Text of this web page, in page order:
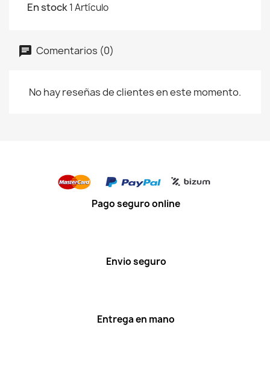
En stock1 Artículo
Comentarios (0)
No hay reseñas de clientes en este momento.
Pago seguro online
Envio seguro
Entrega en mano